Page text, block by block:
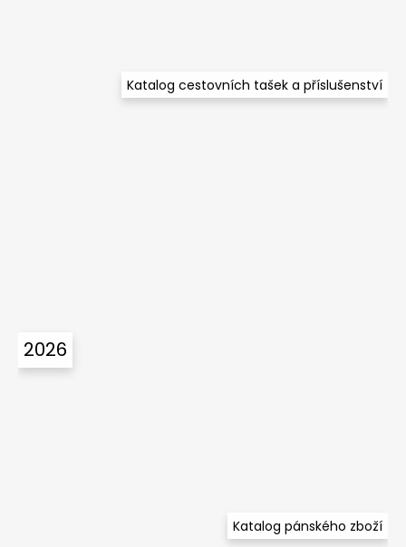
Katalog cestovních tašek a příslušenství
2026
Katalog pánského zboží